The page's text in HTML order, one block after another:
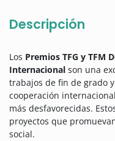
Descripción
Los Premios TFG y TFM
Internacional son una
trabajos de fin de grado
cooperación
más desfavorecidas.
proyectos que
social.